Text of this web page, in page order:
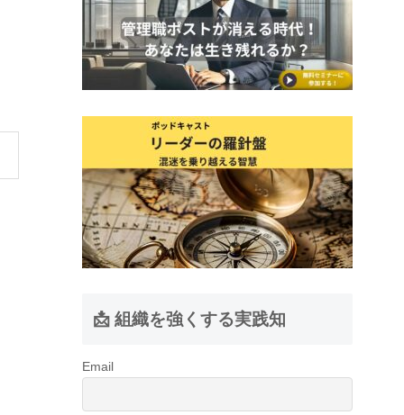
📩 組織を強くする実践知
Email